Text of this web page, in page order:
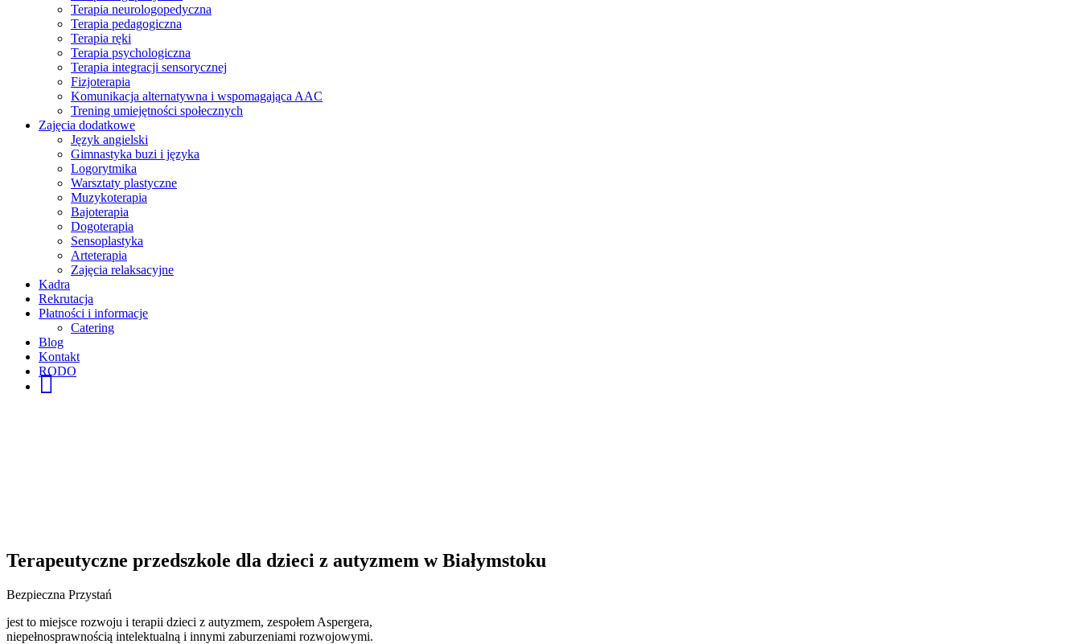
Terapia neurologopedyczna
Terapia pedagogiczna
Terapia ręki
Terapia psychologiczna
Terapia integracji sensorycznej
Fizjoterapia
Komunikacja alternatywna i wspomagająca AAC
Trening umiejętności społecznych
Zajęcia dodatkowe
Język angielski
Gimnastyka buzi i języka
Logorytmika
Warsztaty plastyczne
Muzykoterapia
Bajoterapia
Dogoterapia
Sensoplastyka
Arteterapia
Zajęcia relaksacyjne
Kadra
Rekrutacja
Płatności i informacje
Catering
Blog
Kontakt
RODO
Terapeutyczne przedszkole dla dzieci z autyzmem w Białymstoku
Bezpieczna Przystań
jest to miejsce rozwoju i terapii dzieci z autyzmem, zespołem Aspergera,
niepełnosprawnością intelektualną i innymi zaburzeniami rozwojowymi.